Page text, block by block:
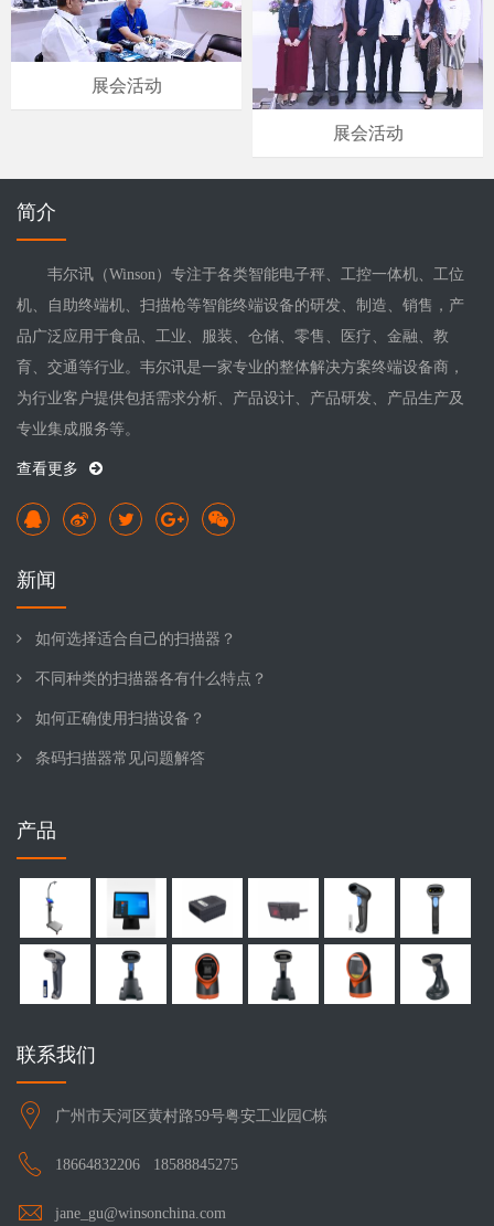
展会活动
展会活动
简介
韦尔讯（Winson）专注于各类智能电子秤、工控一体机、工位
机、自助终端机、扫描枪等智能终端设备的研发、制造、销售，产
品广泛应用于食品、工业、服装、仓储、零售、医疗、金融、教
育、交通等行业。韦尔讯是一家专业的整体解决方案终端设备商，
为行业客户提供包括需求分析、产品设计、产品研发、产品生产及
专业集成服务等。
查看更多
新闻
如何选择适合自己的扫描器？
不同种类的扫描器各有什么特点？
如何正确使用扫描设备？
条码扫描器常见问题解答
产品
联系我们
广州市天河区黄村路59号粤安工业园C栋
18664832206 18588845275
jane_gu@winsonchina.com